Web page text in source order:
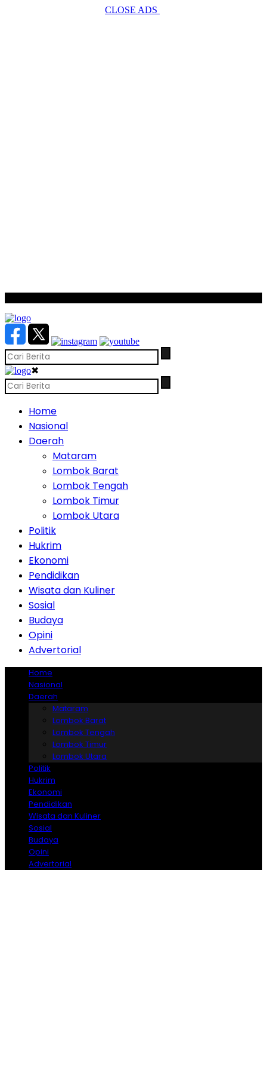
CLOSE ADS
✖
Home
Nasional
Daerah
Mataram
Lombok Barat
Lombok Tengah
Lombok Timur
Lombok Utara
Politik
Hukrim
Ekonomi
Pendidikan
Wisata dan Kuliner
Sosial
Budaya
Opini
Advertorial
Home
Nasional
Daerah
Mataram
Lombok Barat
Lombok Tengah
Lombok Timur
Lombok Utara
Politik
Hukrim
Ekonomi
Pendidikan
Wisata dan Kuliner
Sosial
Budaya
Opini
Advertorial